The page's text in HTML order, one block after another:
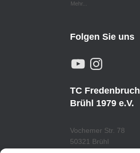
Mehr...
Folgen Sie uns
Y
O
U
B
E
N
A
G
R
A
TC Fredenbruch
Brühl 1979 e.V.
Vochemer Str. 78
50321 Brühl